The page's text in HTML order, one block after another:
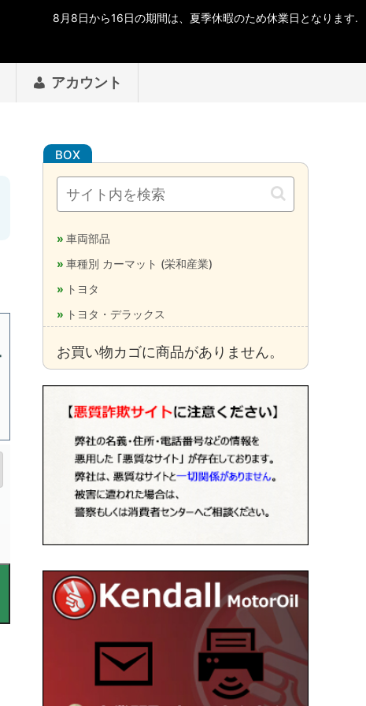
アカウント
車両部品
車種別 カーマット (栄和産業)
トヨタ
トヨタ・デラックス
お買い物カゴに商品がありません。